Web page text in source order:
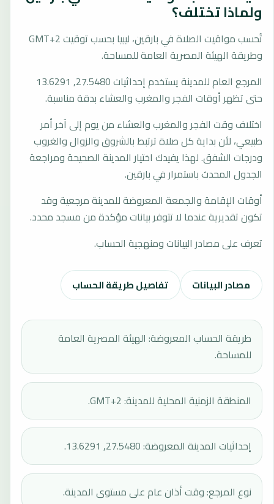
ولماذا تختلف؟
تُحسب مواقيت الصلاة في بارقين، ليبيا بحسب توقيت GMT+2
وطريقة الهيئة المصرية العامة للمساحة.
المرجع العام للمدينة يستخدم إحداثيات 27.5480, 13.6291
حتى تظهر أوقات الفجر والمغرب والعشاء بدقة مناسبة.
اختلاف وقت الفجر والمغرب والعشاء من يوم إلى آخر أمر
طبيعي، لأن بداية كل صلاة ترتبط بالشروق والزوال والغروب
ودرجات الشفق. لهذا يفيدك اختيار المدينة الصحيحة ومراجعة
الجدول المحدث باستمرار في بارقين.
أوقات الإقامة والجمعة المعروضة للمدينة مرجعية وقد
تكون تقديرية عندما لا تتوفر بيانات مؤكدة من مسجد محدد.
تعرف على مصادر البيانات ومنهجية الحساب.
مصادر البيانات تفاصيل طريقة الحساب
طريقة الحساب المعروضة: الهيئة المصرية العامة
للمساحة.
المنطقة الزمنية المحلية للمدينة: GMT+2.
إحداثيات المدينة المعروضة: 27.5480, 13.6291.
نوع المرجع: وقت أذان عام على مستوى المدينة.